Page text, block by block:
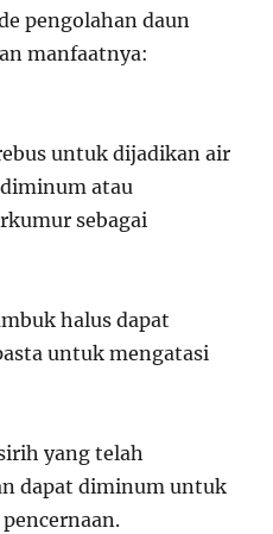
pengolahan daun
manfaatnya:
untuk dijadikan air
atau
sebagai
halus dapat
untuk mengatasi
yang telah
dapat diminum untuk